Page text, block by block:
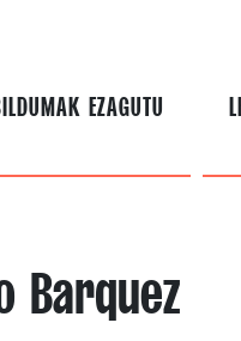
EZAGUTU
Barquez